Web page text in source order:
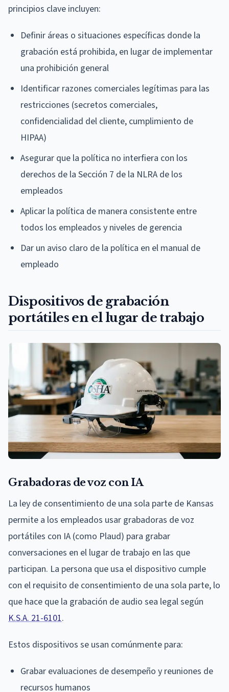
principios clave incluyen:
Definir áreas o situaciones específicas donde la
grabación está prohibida, en lugar de implementar
una prohibición general
Identificar razones comerciales legítimas para las
restricciones (secretos comerciales,
confidencialidad del cliente, cumplimiento de
HIPAA)
Asegurar que la política no interfiera con los
derechos de la Sección 7 de la NLRA de los
empleados
Aplicar la política de manera consistente entre
todos los empleados y niveles de gerencia
Dar un aviso claro de la política en el manual de
empleado
Dispositivos de grabación
portátiles en el lugar de trabajo
Grabadoras de voz con IA
La ley de consentimiento de una sola parte de Kansas
permite a los empleados usar grabadoras de voz
portátiles con IA (como Plaud) para grabar
conversaciones en el lugar de trabajo en las que
participan. La persona que usa el dispositivo cumple
con el requisito de consentimiento de una sola parte, lo
que hace que la grabación de audio sea legal según
K.S.A. 21-6101.
Estos dispositivos se usan comúnmente para:
Grabar evaluaciones de desempeño y reuniones de
recursos humanos